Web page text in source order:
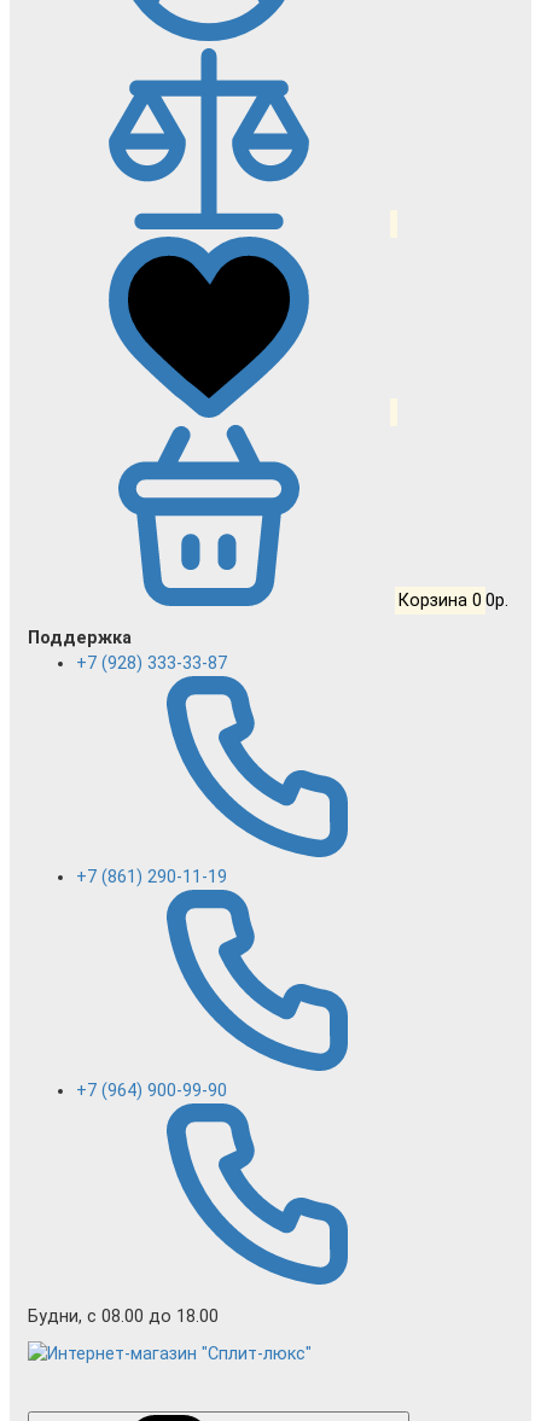
Корзина 0 0р.
Поддержка
+7 (928) 333-33-87
+7 (861) 290-11-19
+7 (964) 900-99-90
Будни, с 08.00 до 18.00